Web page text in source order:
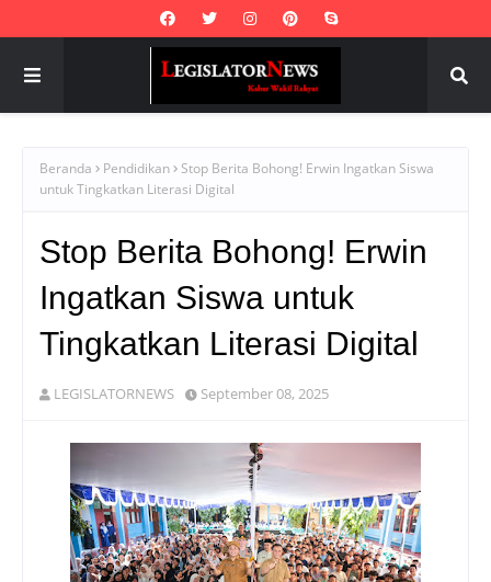
Beranda Pendidikan
Stop Berita Bohong! Erwin Ingatkan Siswa
untuk Tingkatkan Literasi Digital
Stop Berita Bohong! Erwin
Ingatkan Siswa untuk
Tingkatkan Literasi Digital
LEGISLATORNEWS September 08, 2025